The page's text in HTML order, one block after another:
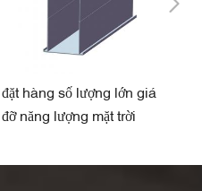
đặt hàng số lượng lớn giá
đỡ năng lượng mặt trời
hàng bằng nhôm